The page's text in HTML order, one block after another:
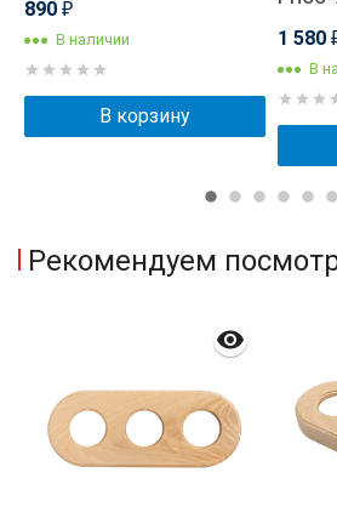
890 ₽
В наличии
В корзину
1 580
В
Рекомендуем